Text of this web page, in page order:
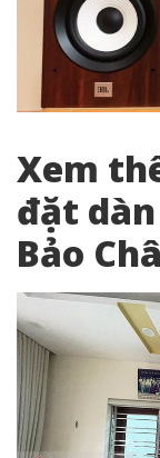
Xem
đặt
Bảo